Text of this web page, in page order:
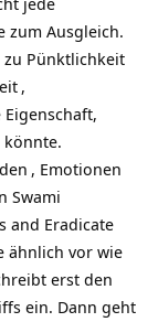
zum Ausgleich.
zu Pünktlichkeit
,
, Emotionen
Swami
and Eradicate
ähnlich vor wie
erst den
ein. Dann geht